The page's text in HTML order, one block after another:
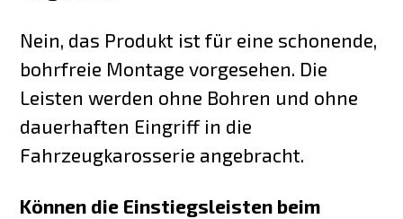
Nein, das Produkt ist für eine schonende,
bohrfreie Montage vorgesehen. Die
Leisten werden ohne Bohren und ohne
dauerhaften Eingriff in die
Fahrzeugkarosserie angebracht.
Können die Einstiegsleisten beim